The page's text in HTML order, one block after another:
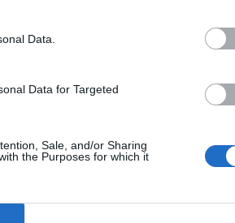
Data.
Data for Targeted
Sale, and/or Sharing
the Purposes for which it